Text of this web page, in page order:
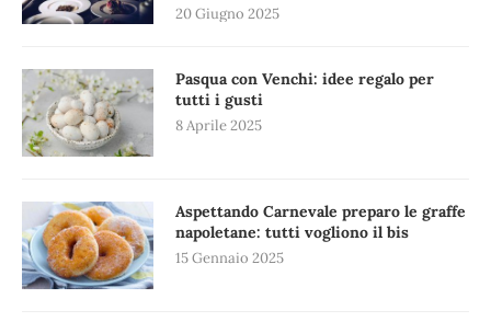
20 Giugno 2025
Pasqua con Venchi: idee regalo per
tutti i gusti
8 Aprile 2025
Aspettando Carnevale preparo le graffe
napoletane: tutti vogliono il bis
15 Gennaio 2025